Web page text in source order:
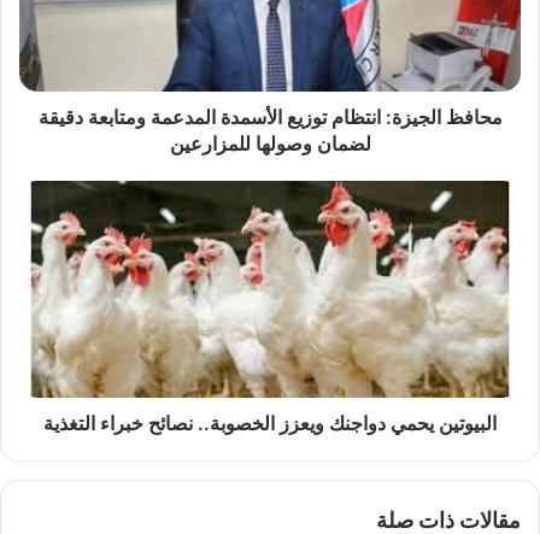
المدعمة
ومتابعة
دقيقة
لضمان
وصولها
محافظ الجيزة: انتظام توزيع الأسمدة المدعمة ومتابعة دقيقة
لضمان وصولها للمزارعين
دواجنك
ويعزز
الخصوبة..
نصائح
خبراء
التغذية
البيوتين يحمي دواجنك ويعزز الخصوبة.. نصائح خبراء التغذية
مقالات ذات صلة